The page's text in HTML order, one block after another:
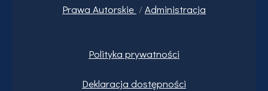
Prawa Autorskie /Administracja
Polityka prywatności
Deklaracja dostępności